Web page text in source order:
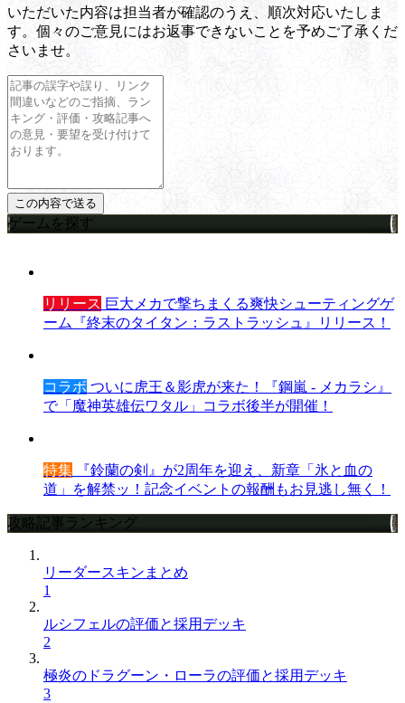
いただいた内容は担当者が確認のうえ、順次対応いたしま
す。個々のご意見にはお返事できないことを予めご了承くだ
さいませ。
ゲームを探す
リリース 巨大メカで撃ちまくる爽快シューティングゲ
ーム『終末のタイタン：ラストラッシュ』リリース！
コラボ ついに虎王＆影虎が来た！『鋼嵐 - メカラシ』
で「魔神英雄伝ワタル」コラボ後半が開催！
特集 『鈴蘭の剣』が2周年を迎え、新章「氷と血の
道」を解禁ッ！記念イベントの報酬もお見逃し無く！
攻略記事ランキング
リーダースキンまとめ
1
ルシフェルの評価と採用デッキ
2
極炎のドラグーン・ローラの評価と採用デッキ
3